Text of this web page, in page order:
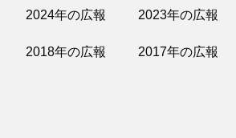
2024年の広報 2023年の広報
2018年の広報 2017年の広報